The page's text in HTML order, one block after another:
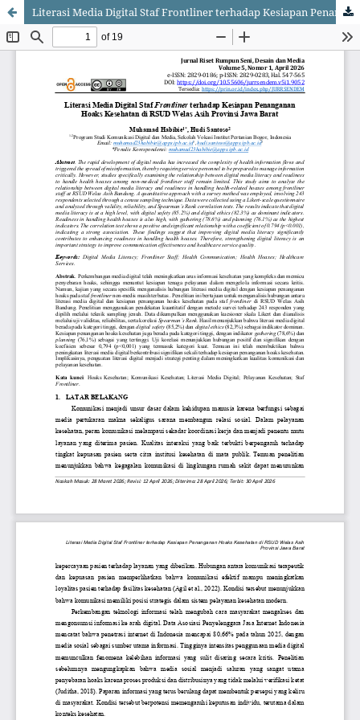
Literasi Media Digital Staf Frontliner terhadap Kesiapan Penanganan Hoaks Kesehatan di RSUD Welas Asih Provinsi Jawa Barat